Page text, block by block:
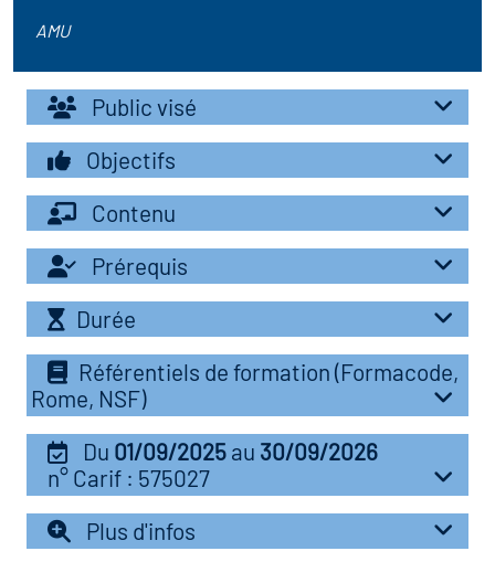
clés métiers et
lieu d'information ou
de l'Economie
Solidaire (ESS)
du secteur sanitaire
de l'Industrie
emploi-formation
des transitions
AMU
Public visé
Objectifs
Contenu
Prérequis
Durée
Référentiels de formation (Formacode,
Rome, NSF)
Du 01/09/2025 au 30/09/2026
n° Carif : 575027
Plus d'infos